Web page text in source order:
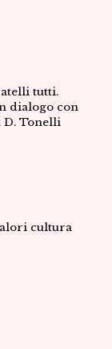
tutti.
dialogo con
D. Tonelli
cultura